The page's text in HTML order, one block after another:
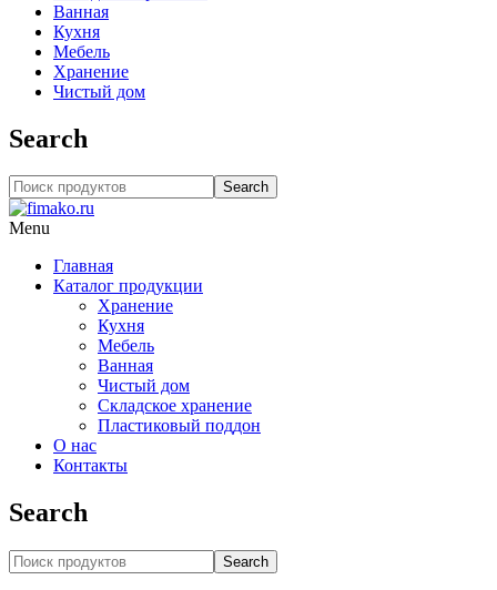
Ванная
Кухня
Мебель
Хранение
Чистый дом
Search
Search
Menu
Главная
Каталог продукции
Хранение
Кухня
Мебель
Ванная
Чистый дом
Складское хранение
Пластиковый поддон
О нас
Контакты
Search
Search